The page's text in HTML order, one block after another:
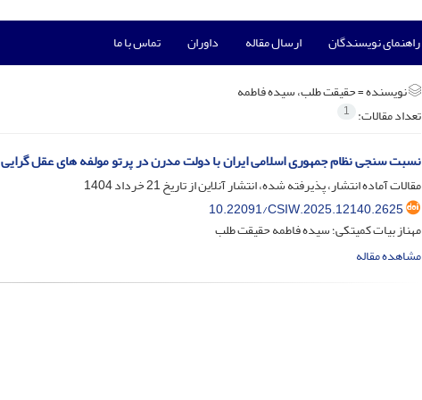
راهنمای نویسندگان ارسال مقاله داوران تماس با ما
نویسنده =حقیقت طلب، سیده فاطمه
تعداد مقالات: 1
نسبت سنجی نظام جمهوری اسلامی ایران با دولت مدرن در پرتو مولفه های عقل گرایی
مقالات آماده انتشار، پذیرفته شده، انتشار آنلاین از تاریخ21 خرداد 1404
10.22091/CSIW.2025.12140.2625
مهناز بیات کمیتکی؛ سیده فاطمه حقیقت طلب
مشاهده مقاله